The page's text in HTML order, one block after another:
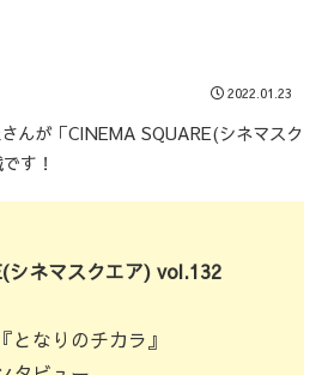
2022.01.23
んが「CINEMA SQUARE(シネマスク
す！
シネマスクエア) vol.132
となりのチカラ』